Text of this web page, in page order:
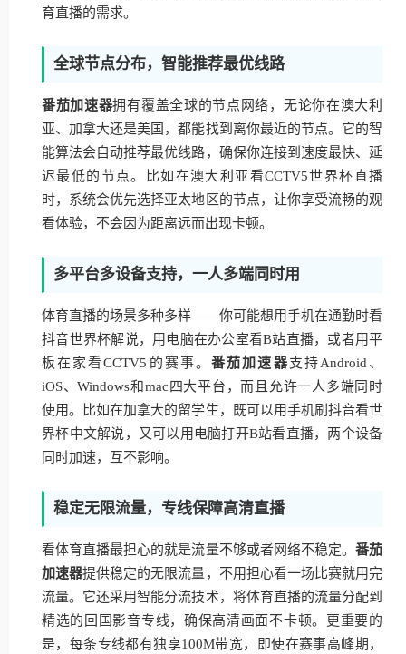
育直播的需求。
全球节点分布，智能推荐最优线路
番茄加速器拥有覆盖全球的节点网络，无论你在澳大利
亚、加拿大还是美国，都能找到离你最近的节点。它的智
能算法会自动推荐最优线路，确保你连接到速度最快、延
迟最低的节点。比如在澳大利亚看CCTV5世界杯直播
时，系统会优先选择亚太地区的节点，让你享受流畅的观
看体验，不会因为距离远而出现卡顿。
多平台多设备支持，一人多端同时用
体育直播的场景多种多样——你可能想用手机在通勤时看
抖音世界杯解说，用电脑在办公室看B站直播，或者用平
板在家看CCTV5的赛事。番茄加速器支持Android、
iOS、Windows和mac四大平台，而且允许一人多端同时
使用。比如在加拿大的留学生，既可以用手机刷抖音看世
界杯中文解说，又可以用电脑打开B站看直播，两个设备
同时加速，互不影响。
稳定无限流量，专线保障高清直播
看体育直播最担心的就是流量不够或者网络不稳定。 番茄
加速器提供稳定的无限流量，不用担心看一场比赛就用完
流量。它还采用智能分流技术，将体育直播的流量分配到
精选的回国影音专线，确保高清画面不卡顿。更重要的
是，每条专线都有独享100M带宽，即使在赛事高峰期，